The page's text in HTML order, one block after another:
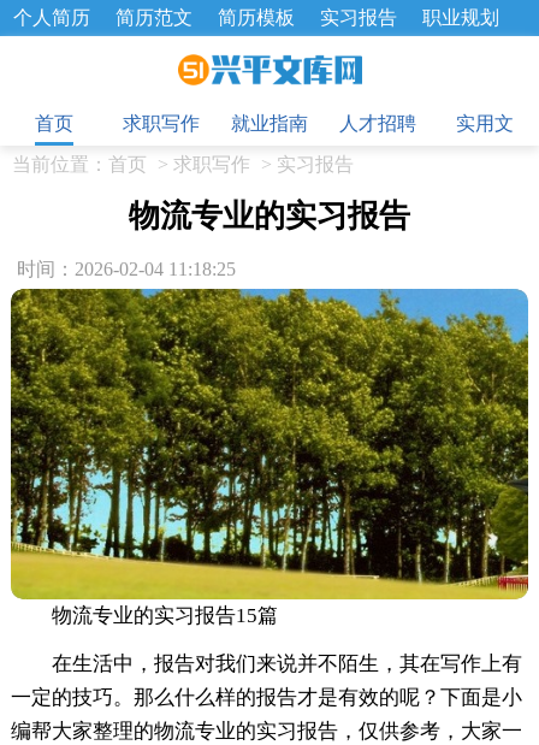
个人简历 简历范文 简历模板 实习报告
职业规划
招聘选拔 绩效考核 企业文化
工作总结
辞职报告
首页
求职写作 就业指南 人才招聘
实用文
当前位置： 首页 > 求职写作 > 实习报告
物流专业的实习报告
时间：2026-02-04 11:18:25
物流专业的实习报告15篇
在生活中，报告对我们来说并不陌生，其在写作上有
一定的技巧。那么什么样的报告才是有效的呢？下面是小
编帮大家整理的物流专业的实习报告，仅供参考，大家一